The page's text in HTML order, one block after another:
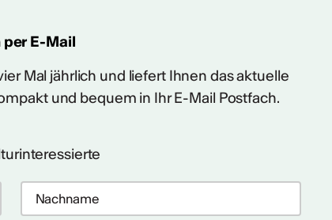
E-Mail
Mal jährlich und liefert Ihnen das aktuelle
und bequem in Ihr E-Mail Postfach.